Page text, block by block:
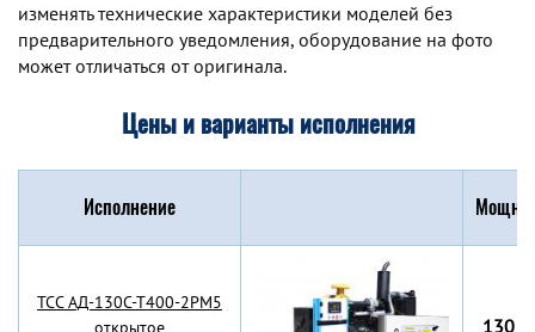
изменять технические характеристики моделей без
предварительного уведомления, оборудование на фото
может отличаться от оригинала.
Цены и варианты исполнения
Исполнение
TCC АД-130С-Т400-2РМ5
открытое
130